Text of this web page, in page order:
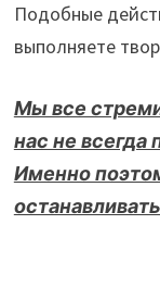
Подобные
выполняете
Мы все
нас не всегда
Именно